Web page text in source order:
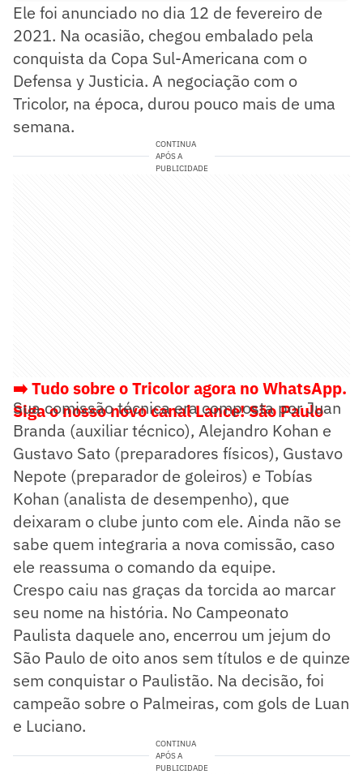
Ele foi anunciado no dia 12 de fevereiro de
2021. Na ocasião, chegou embalado pela
conquista da Copa Sul-Americana com o
Defensa y Justicia. A negociação com o
Tricolor, na época, durou pouco mais de uma
semana.
CONTINUA
APÓS A
PUBLICIDADE
➡️ Tudo sobre o Tricolor agora no WhatsApp.
Siga o nosso novo canal Lance! São Paulo
Sua comissão técnica era composta por Juan
Branda (auxiliar técnico), Alejandro Kohan e
Gustavo Sato (preparadores físicos), Gustavo
Nepote (preparador de goleiros) e Tobías
Kohan (analista de desempenho), que
deixaram o clube junto com ele. Ainda não se
sabe quem integraria a nova comissão, caso
ele reassuma o comando da equipe.
Crespo caiu nas graças da torcida ao marcar
seu nome na história. No Campeonato
Paulista daquele ano, encerrou um jejum do
São Paulo de oito anos sem títulos e de quinze
sem conquistar o Paulistão. Na decisão, foi
campeão sobre o Palmeiras, com gols de Luan
e Luciano.
CONTINUA
APÓS A
PUBLICIDADE